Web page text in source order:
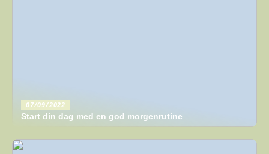
07/09/2022
Start din dag med en god morgenrutine